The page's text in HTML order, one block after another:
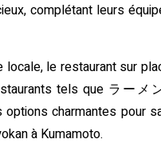
complétant leurs
le restaurant sur
tels que ラー
charmantes pour
à Kumamoto.